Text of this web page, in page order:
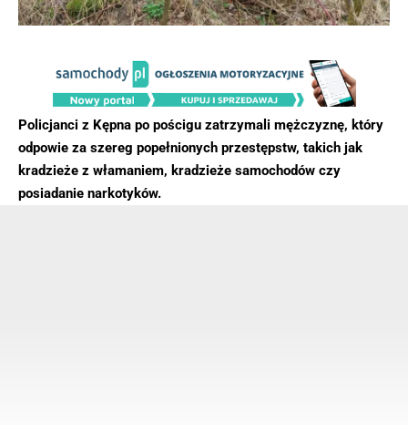
Policjanci z Kępna po pościgu zatrzymali mężczyznę, który
odpowie za szereg popełnionych przestępstw, takich jak
kradzieże z włamaniem, kradzieże samochodów czy
posiadanie narkotyków.